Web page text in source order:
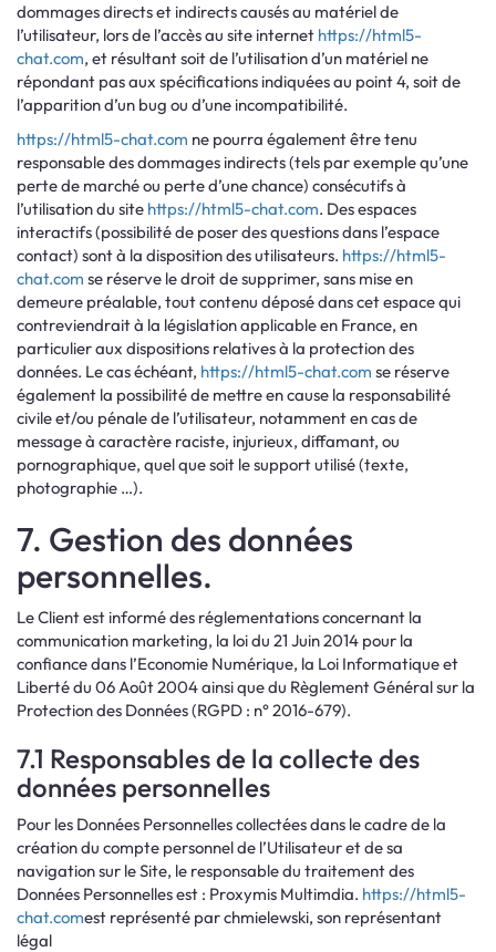
dommages directs et indirects causés au matériel de
l’utilisateur, lors de l’accès au site internet https://html5-
chat.com, et résultant soit de l’utilisation d’un matériel ne
répondant pas aux spécifications indiquées au point 4, soit de
l’apparition d’un bug ou d’une incompatibilité.
https://html5-chat.com ne pourra également être tenu
responsable des dommages indirects (tels par exemple qu’une
perte de marché ou perte d’une chance) consécutifs à
l’utilisation du site https://html5-chat.com. Des espaces
interactifs (possibilité de poser des questions dans l’espace
contact) sont à la disposition des utilisateurs. https://html5-
chat.com se réserve le droit de supprimer, sans mise en
demeure préalable, tout contenu déposé dans cet espace qui
contreviendrait à la législation applicable en France, en
particulier aux dispositions relatives à la protection des
données. Le cas échéant, https://html5-chat.com se réserve
également la possibilité de mettre en cause la responsabilité
civile et/ou pénale de l’utilisateur, notamment en cas de
message à caractère raciste, injurieux, diffamant, ou
pornographique, quel que soit le support utilisé (texte,
photographie …).
7. Gestion des données
personnelles.
Le Client est informé des réglementations concernant la
communication marketing, la loi du 21 Juin 2014 pour la
confiance dans l’Economie Numérique, la Loi Informatique et
Liberté du 06 Août 2004 ainsi que du Règlement Général sur la
Protection des Données (RGPD : n° 2016-679).
7.1 Responsables de la collecte des
données personnelles
Pour les Données Personnelles collectées dans le cadre de la
création du compte personnel de l’Utilisateur et de sa
navigation sur le Site, le responsable du traitement des
Données Personnelles est : Proxymis Multimdia. https://html5-
chat.comest représenté par chmielewski, son représentant
légal